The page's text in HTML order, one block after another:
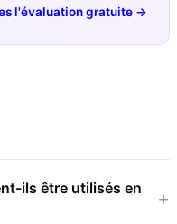
l'évaluation gratuite →
ils être utilisés en